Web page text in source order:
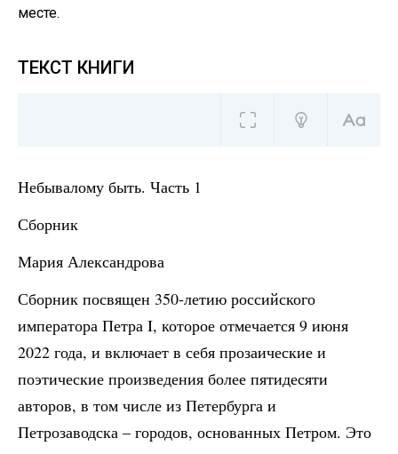
месте.
ТЕКСТ КНИГИ
Небывалому быть. Часть 1
Сборник
Мария Александрова
Сборник посвящен 350-летию российского
императора Петра I, которое отмечается 9 июня
2022 года, и включает в себя прозаические и
поэтические произведения более пятидесяти
авторов, в том числе из Петербурга и
Петрозаводска – городов, основанных Петром. Это